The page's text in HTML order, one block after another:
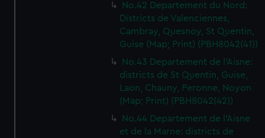
No.42 Departement du Nord:
Districts de Valenciennes,
Cambray, Quesnoy, St Quentin,
Guise (Map; Print) (PBH8042(41))
No.43 Departement de l'Aisne:
districts de St Quentin, Guise,
Laon, Chauny, Peronne, Noyon
(Map; Print) (PBH8042(42))
No.44 Departement de l'Aisne
et de la Marne: districts de